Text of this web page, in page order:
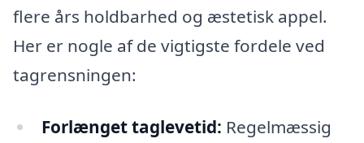
flere års holdbarhed og æstetisk appel.
Her er nogle af de vigtigste fordele ved
tagrensningen:
Forlænget taglevetid: Regelmæssig